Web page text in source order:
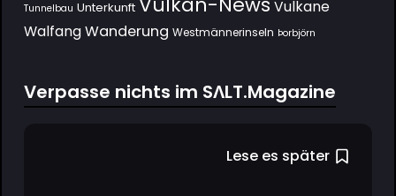
Tunnelbau Unterkunft
Vulkane
Walfang Wanderung Westmännerinseln Þorbjörn
Verpasse nichts im SΛLT.Magazine
Lese es später